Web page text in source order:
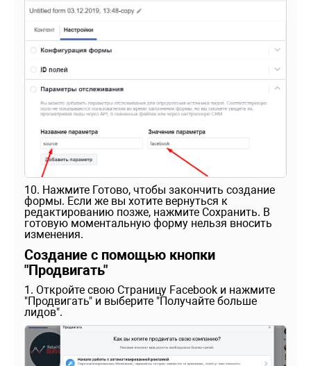
10. Нажмите Готово, чтобы закончить создание
формы. Если же вы хотите вернуться к
редактированию позже, нажмите Сохранить. В
готовую моментальную форму нельзя вносить
изменения.
Создание с помощью кнопки
"Продвигать"
1. Откройте свою Страницу Facebook и нажмите
"Продвигать" и выберите "Получайте больше
лидов".